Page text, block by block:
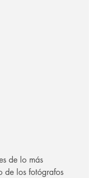
de lo más
de los fotógrafos